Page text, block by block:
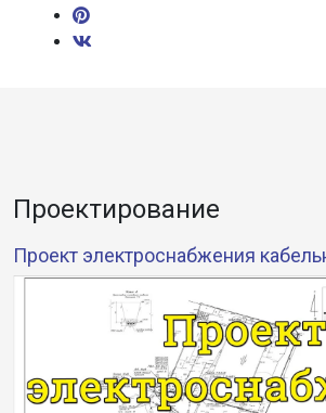
Проектирование
Проект электроснабжения